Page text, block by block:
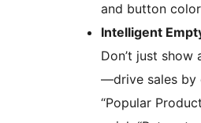
and button
Intelligent
Don’t just show
—drive sales by
“Popular